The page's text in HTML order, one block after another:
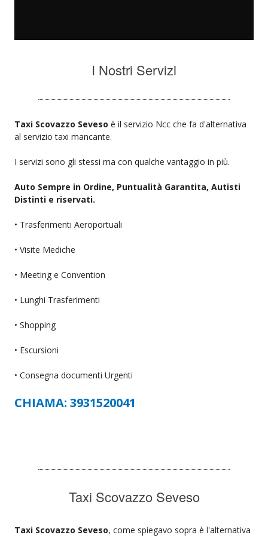
I Nostri Servizi
Taxi Scovazzo Seveso è il servizio Ncc che fa d'alternativa
al servizio taxi mancante.
I servizi sono gli stessi ma con qualche vantaggio in più.
Auto Sempre in Ordine, Puntualità Garantita, Autisti
Distinti e riservati.
• Trasferimenti Aeroportuali
• Visite Mediche
• Meeting e Convention
• Lunghi Trasferimenti
• Shopping
• Escursioni
• Consegna documenti Urgenti
CHIAMA: 3931520041
Taxi Scovazzo Seveso
Taxi Scovazzo Seveso, come spiegavo sopra è l'alternativa